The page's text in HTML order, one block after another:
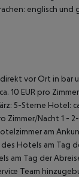
englisch und
vor Ort in bar
10 EUR pro
5-Sterne Hotel:
Zimmer/Nacht 1 -
am
Hotels am Tag
am Tag der
Team